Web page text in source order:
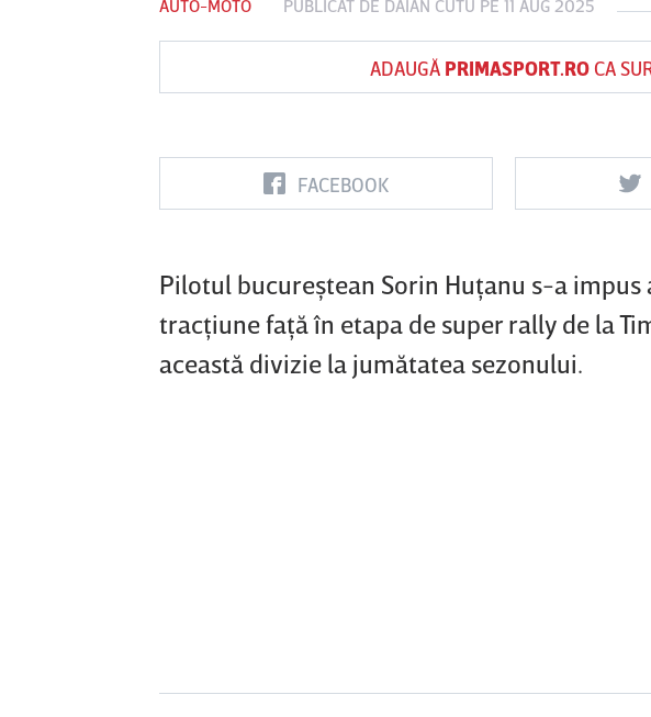
AUTO-MOTO PUBLICAT DE DAIAN CUTU PE 11 AUG 2025
ADAUGĂ PRIMASPORT.ROCA
FACEBOOK
Pilotul bucureştean Sorin Huţanu s-a
tracţiune faţă în etapa de super rally de la
această divizie la jumătatea sezonului.
FC Botoşani
Vs
Corvinul
Hunedoara
Sepsi OSK Sf
Vs
FCSB